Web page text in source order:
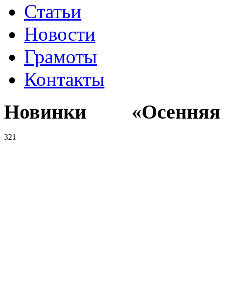
Статьи
Новости
Грамоты
Контакты
Новинки «Осенняя
321